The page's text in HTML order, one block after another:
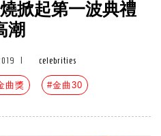
掀起第一波典禮
潮
celebrities
曲獎 #金曲30